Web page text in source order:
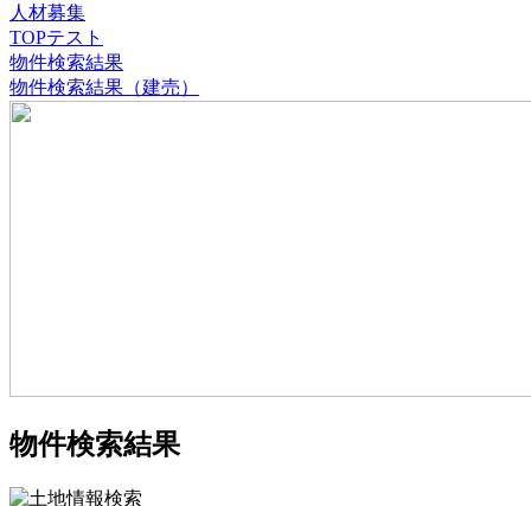
人材募集
TOPテスト
物件検索結果
物件検索結果（建売）
物件検索結果